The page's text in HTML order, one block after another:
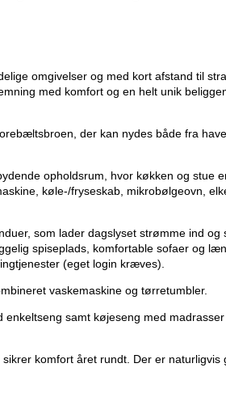
omgivelser og med kort afstand til
med komfort og en helt unik
der kan nydes både fra
opholdsrum, hvor køkken og stue
køle-/fryseskab, mikrobølgeovn,
som lader dagslyset strømme ind og
spiseplads, komfortable sofaer og
(eget login kræves).
vaskemaskine og tørretumbler.
samt køjeseng med
komfort året rundt. Der er naturligvis